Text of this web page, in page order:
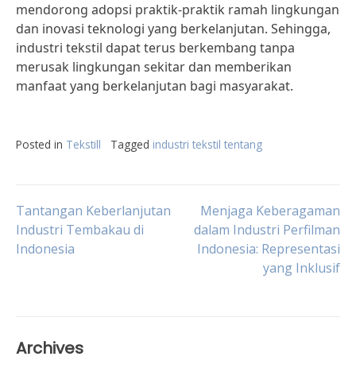
mendorong adopsi praktik-praktik ramah lingkungan
dan inovasi teknologi yang berkelanjutan. Sehingga,
industri tekstil dapat terus berkembang tanpa
merusak lingkungan sekitar dan memberikan
manfaat yang berkelanjutan bagi masyarakat.
Posted in Tekstill Tagged industri tekstil tentang
Post
navigation
Tantangan Keberlanjutan
Industri Tembakau di
Indonesia
Menjaga Keberagaman
dalam Industri Perfilman
Indonesia: Representasi
yang Inklusif
Archives